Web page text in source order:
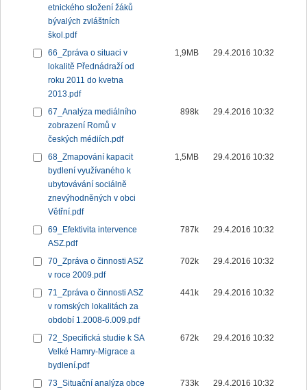
etnického složení žáků
bývalých zvláštních
škol.pdf
66_Zpráva o situaci v
lokalitě Přednádraží od
roku 2011 do kvetna
2013.pdf
1,9MB 29.4.2016 10:32
67_Analýza mediálního
zobrazení Romů v
českých médiích.pdf
898k 29.4.2016 10:32
68_Zmapování kapacit
bydlení využívaného k
ubytovávání sociálně
znevýhodněných v obci
Větřní.pdf
1,5MB 29.4.2016 10:32
69_Efektivita intervence
ASZ.pdf
787k 29.4.2016 10:32
70_Zpráva o činnosti ASZ
v roce 2009.pdf
702k 29.4.2016 10:32
71_Zpráva o činnosti ASZ
v romských lokalitách za
období 1.2008-6.009.pdf
441k 29.4.2016 10:32
72_Specifická studie k SA
Velké Hamry-Migrace a
bydlení.pdf
672k 29.4.2016 10:32
73_Situační analýza obce
733k 29.4.2016 10:32